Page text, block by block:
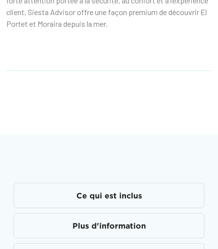
client, Siesta Advisor offre une façon premium de découvrir El
Portet et Moraira depuis la mer.
Ce qui est inclus
Plus d'information